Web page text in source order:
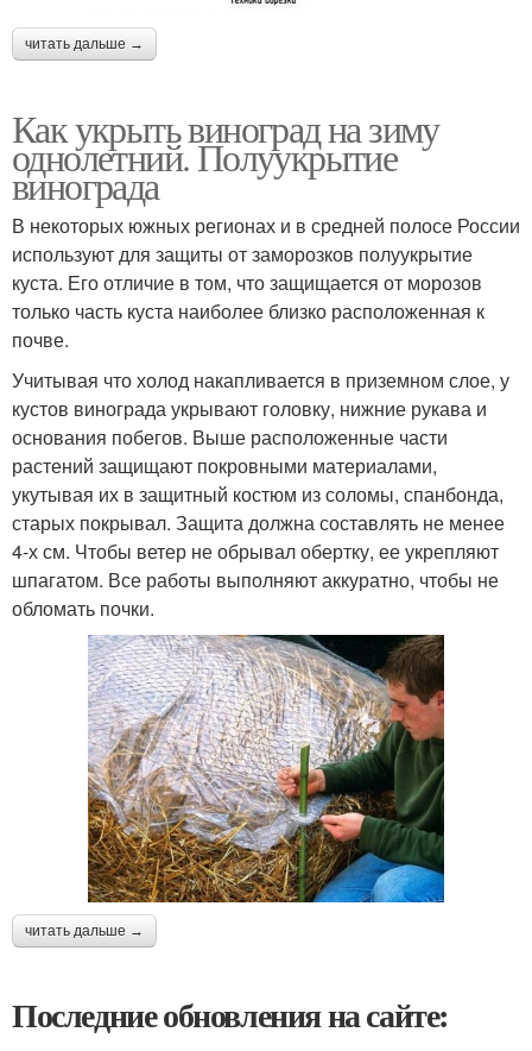
читать дальше →
Как укрыть виноград на зиму
однолетний. Полуукрытие
винограда
В некоторых южных регионах и в средней полосе России
используют для защиты от заморозков полуукрытие
куста. Его отличие в том, что защищается от морозов
только часть куста наиболее близко расположенная к
почве.
Учитывая что холод накапливается в приземном слое, у
кустов винограда укрывают головку, нижние рукава и
основания побегов. Выше расположенные части
растений защищают покровными материалами,
укутывая их в защитный костюм из соломы, спанбонда,
старых покрывал. Защита должна составлять не менее
4-х см. Чтобы ветер не обрывал обертку, ее укрепляют
шпагатом. Все работы выполняют аккуратно, чтобы не
обломать почки.
читать дальше →
Последние обновления на сайте: